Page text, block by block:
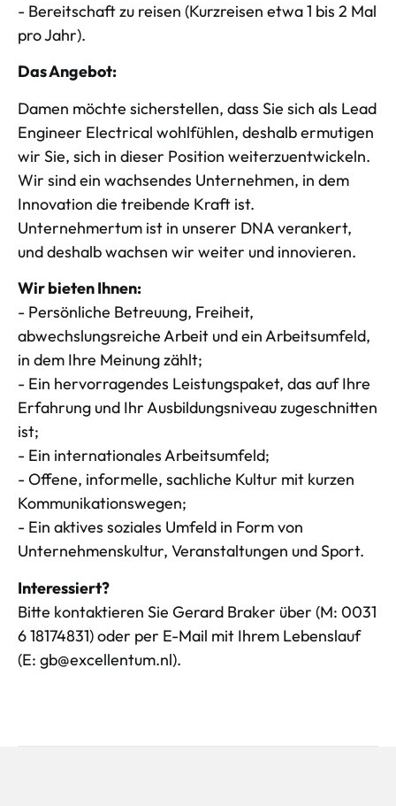
- Bereitschaft zu reisen (Kurzreisen etwa 1 bis 2 Mal
pro Jahr).
Das Angebot:
Damen möchte sicherstellen, dass Sie sich als Lead
Engineer Electrical wohlfühlen, deshalb ermutigen
wir Sie, sich in dieser Position weiterzuentwickeln.
Wir sind ein wachsendes Unternehmen, in dem
Innovation die treibende Kraft ist.
Unternehmertum ist in unserer DNA verankert,
und deshalb wachsen wir weiter und innovieren.
Wir bieten Ihnen:
- Persönliche Betreuung, Freiheit,
abwechslungsreiche Arbeit und ein Arbeitsumfeld,
in dem Ihre Meinung zählt;
- Ein hervorragendes Leistungspaket, das auf Ihre
Erfahrung und Ihr Ausbildungsniveau zugeschnitten
ist;
- Ein internationales Arbeitsumfeld;
- Offene, informelle, sachliche Kultur mit kurzen
Kommunikationswegen;
- Ein aktives soziales Umfeld in Form von
Unternehmenskultur, Veranstaltungen und Sport.
Interessiert?
Bitte kontaktieren Sie Gerard Braker über (M: 0031
6 18174831) oder per E-Mail mit Ihrem Lebenslauf
(E: gb@excellentum.nl).